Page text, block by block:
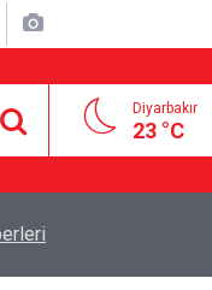
Diyarbakır
23 °C
Stadyumu Amedspor